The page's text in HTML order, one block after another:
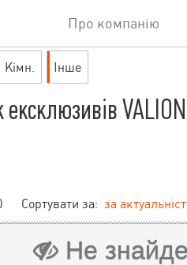
Про компанію
Кімн. Інше
Сортувати за: за
Не